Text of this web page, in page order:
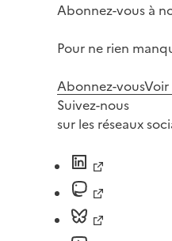
Abonnez-vous à
Pour ne rien
Abonnez-vous
Suivez-nous
sur les réseaux